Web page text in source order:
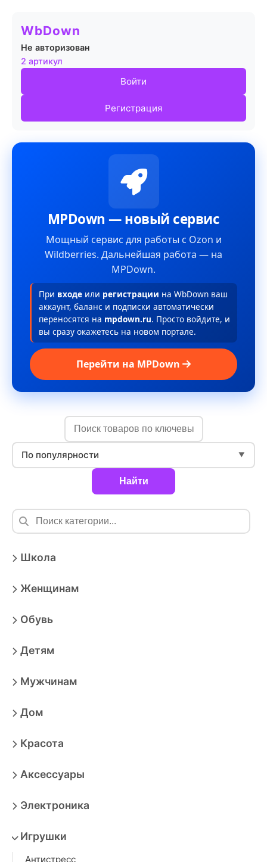
WbDown
Не авторизован
2 артикул
Войти
Регистрация
MPDown — новый сервис
Мощный сервис для работы с Ozon и
Wildberries. Дальнейшая работа — на
MPDown.
При входе или регистрации на WbDown ваш
аккаунт, баланс и подписки автоматически
переносятся на mpdown.ru. Просто войдите, и
вы сразу окажетесь на новом портале.
Перейти на MPDown
По популярности ▼
Найти
Школа
Женщинам
Обувь
Детям
Мужчинам
Дом
Красота
Аксессуары
Электроника
Игрушки
Антистресс